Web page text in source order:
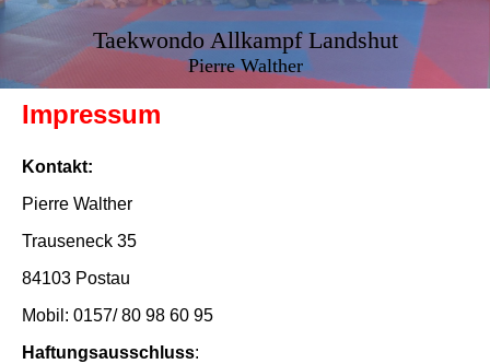
Taekwondo Allkampf Landshut
Pierre Walther
Impressum
Kontakt:
Pierre Walther
Trauseneck 35
84103 Postau
Mobil: 0157/ 80 98 60 95
Haftungsausschluss: